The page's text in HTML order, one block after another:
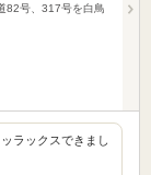
82号、317号を白鳥
ラックスできまし